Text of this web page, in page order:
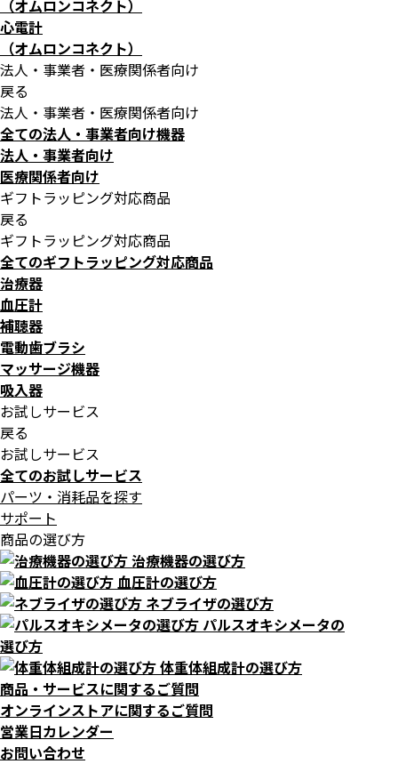
（オムロンコネクト）
心電計
（オムロンコネクト）
法人・事業者・医療関係者向け
戻る
法人・事業者・医療関係者向け
全ての法人・事業者向け機器
法人・事業者向け
医療関係者向け
ギフトラッピング対応商品
戻る
ギフトラッピング対応商品
全てのギフトラッピング対応商品
治療器
血圧計
補聴器
電動歯ブラシ
マッサージ機器
吸入器
お試しサービス
戻る
お試しサービス
全てのお試しサービス
パーツ・消耗品を探す
サポート
商品の選び方
治療機器の選び方
血圧計の選び方
ネブライザの選び方
パルスオキシメータの
選び方
体重体組成計の選び方
商品・サービスに関するご質問
オンラインストアに関するご質問
営業日カレンダー
お問い合わせ